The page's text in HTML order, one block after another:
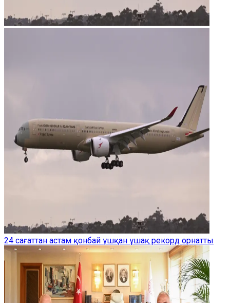
24 сағаттан астам қонбай ұшқан ұшақ рекорд орнатты